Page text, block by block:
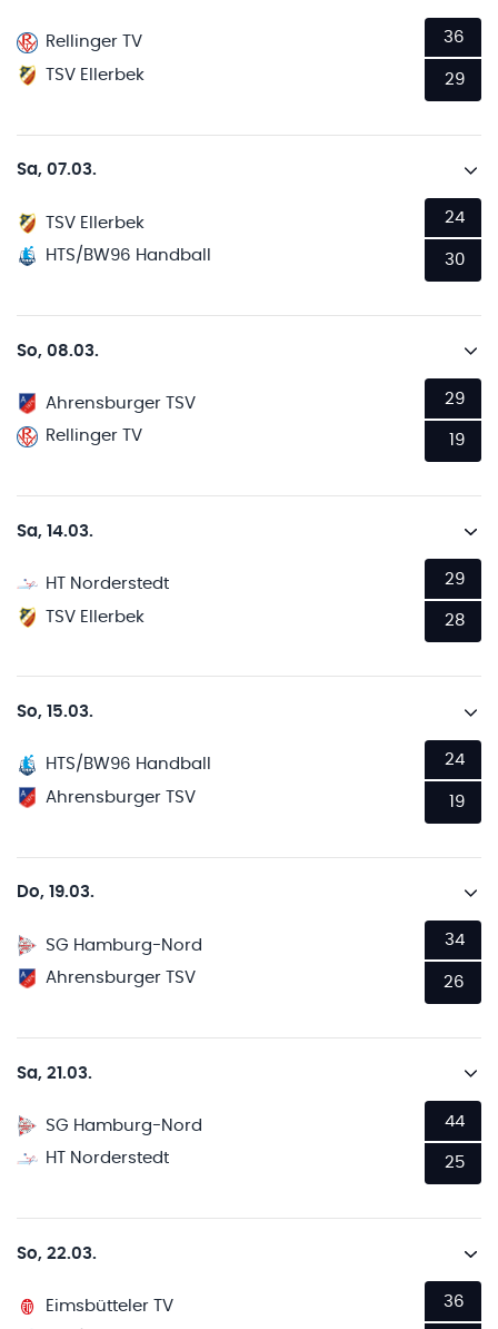
Rellinger TV
TSV Ellerbek
36
29
Sa, 07.03.
TSV Ellerbek
HTS/BW96 Handball
24
30
So, 08.03.
Ahrensburger TSV
Rellinger TV
29
19
Sa, 14.03.
HT Norderstedt
TSV Ellerbek
29
28
So, 15.03.
HTS/BW96 Handball
Ahrensburger TSV
24
19
Do, 19.03.
SG Hamburg-Nord
Ahrensburger TSV
34
26
Sa, 21.03.
SG Hamburg-Nord
HT Norderstedt
44
25
So, 22.03.
Eimsbütteler TV
36